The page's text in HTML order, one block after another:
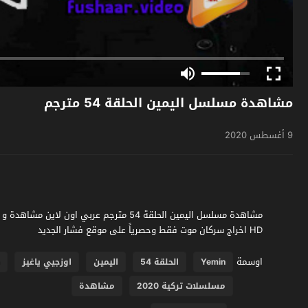
مشاهدة مسلسل اليمين الحلقة 54 مترجم
9 أغسطس 2020
HD اخراج سركان موت فقط وحصرياً على موقع فشار الجديد
اوسمة
Yemin الحلقة 54 اليمين اوزجيي ياغيز
مسلسلات تركية 2020
مشاهدة